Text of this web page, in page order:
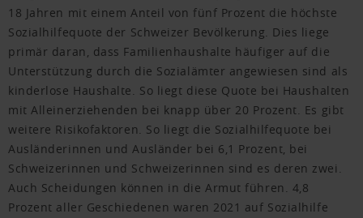
18 Jahren mit einem Anteil von fünf Prozent die höchste
Sozialhilfequote der Schweizer Bevölkerung. Dies liege
primär daran, dass Familienhaushalte häufiger auf die
Unterstützung durch die Sozialämter angewiesen sind als
kinderlose Haushalte. So liegt diese Quote bei Haushalten
mit Alleinerziehenden bei knapp über 20 Prozent. Es gibt
weitere Risikofaktoren. So liegt die Sozialhilfequote bei
Ausländerinnen und Ausländer bei 6,1 Prozent, bei
Schweizerinnen und Schweizerinnen sind es deren zwei.
Auch Scheidungen können in die Armut führen. 4,8
Prozent aller Geschiedenen waren 2021 auf Sozialhilfe